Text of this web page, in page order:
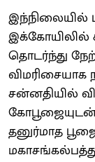
இந்நிலையில்
இக்கோயிலில்
தொடர்ந்து
விமரிசையாக
சன்னதியில்
தனுர்மாத